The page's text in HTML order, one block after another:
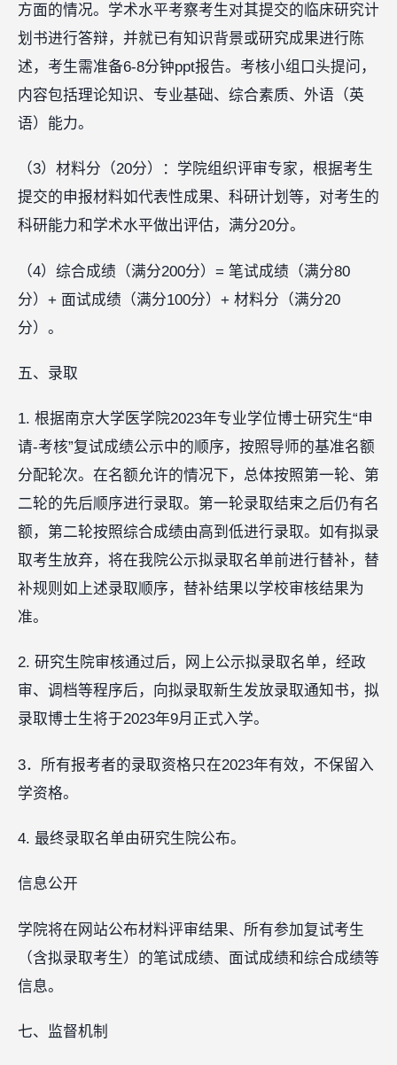
方面的情况。学术水平考察考生对其提交的临床研究计
划书进行答辩，并就已有知识背景或研究成果进行陈
述，考生需准备6-8分钟ppt报告。考核小组口头提问，
内容包括理论知识、专业基础、综合素质、外语（英
语）能力。
（3）材料分（20分）：学院组织评审专家，根据考生
提交的申报材料如代表性成果、科研计划等，对考生的
科研能力和学术水平做出评估，满分20分。
（4）综合成绩（满分200分）= 笔试成绩（满分80
分）+ 面试成绩（满分100分）+ 材料分（满分20
分）。
五、录取
1. 根据南京大学医学院2023年专业学位博士研究生“申
请-考核”复试成绩公示中的顺序，按照导师的基准名额
分配轮次。在名额允许的情况下，总体按照第一轮、第
二轮的先后顺序进行录取。第一轮录取结束之后仍有名
额，第二轮按照综合成绩由高到低进行录取。如有拟录
取考生放弃，将在我院公示拟录取名单前进行替补，替
补规则如上述录取顺序，替补结果以学校审核结果为
准。
2. 研究生院审核通过后，网上公示拟录取名单，经政
审、调档等程序后，向拟录取新生发放录取通知书，拟
录取博士生将于2023年9月正式入学。
3．所有报考者的录取资格只在2023年有效，不保留入
学资格。
4. 最终录取名单由研究生院公布。
信息公开
学院将在网站公布材料评审结果、所有参加复试考生
（含拟录取考生）的笔试成绩、面试成绩和综合成绩等
信息。
七、监督机制